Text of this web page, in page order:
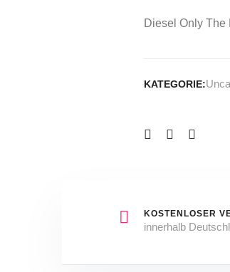
Diesel Only The
KATEGORIE:
KOSTENLOSER
innerhalb